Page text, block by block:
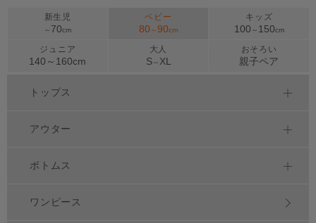
新生児
～ 70cm
ベビー
80 ～90cm
キッズ
100 ～ 150cm
ジュニア
140～ 160cm
大人
S～XL
おそろい
親子ペア
トップス
アウター
ボトムス
ワンピース